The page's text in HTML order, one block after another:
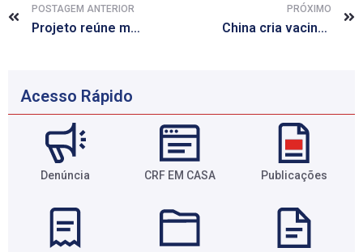
POSTAGEM ANTERIOR
Projeto reúne médicos e outros profissionais da saúde dispostos a doar horas de trabalho
PRÓXIMO
China cria vacina para combater encefalite japonesa, afirma OMS
Acesso Rápido
Denúncia CRF EM CASA Publicações